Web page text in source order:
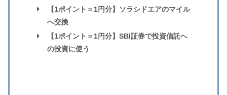
【1ポイント＝1円分】ソラシドエアのマイル
へ交換
【1ポイント＝1円分】SBI証券で投資信託へ
の投資に使う